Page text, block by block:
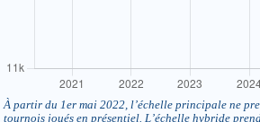
À partir du 1er mai 2022, l’échelle principale ne
tournois joués en présentiel. L’échelle hybride